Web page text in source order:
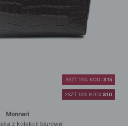
2SZT 10% KOD: S10
3SZT 15% KOD: S15
Monnari
z kolekcji biurowej